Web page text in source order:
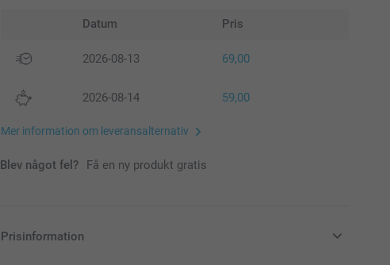
Datum Pris
2026-08-13 69,00
2026-08-14 59,00
Mer information om leveransalternativ
Blev något fel? Få en ny produkt gratis
Prisinformation